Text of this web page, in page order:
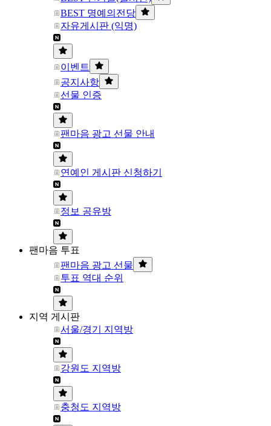
BEST 명예의전당
자유게시판 (익명)
이벤트
공지사항
선물 인증
팬마음 광고 선물 안내
연예인 게시판 신청하기
정보 공유방
팬마음 투표
팬마음 광고 선물
투표 역대 순위
지역 게시판
서울/경기 지역방
강원도 지역방
충청도 지역방